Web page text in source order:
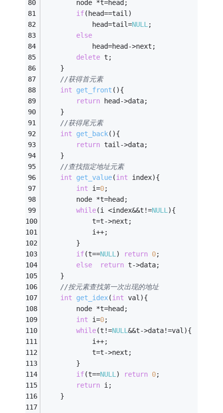
        node *t=head;
if(head==tail)
            head=tail=
NULL ;
else
            head=head->next;
delete t;
    }
//获得首元素
int
get_front (){
return head->data;
    }
//获得尾元素
int
get_back(){
return tail->data;
    }
//查找指定地址元素
int
get_value(int index){
int i=0;
        node *t=head;
while(i <index&&t!=NULL ){
            t=t->next;
            i++;
        }
if(t==NULL ) return 0;
else
return t->data;
    }
//按元素查找第一次出现的地址
int
get_idex(int val){
        node *t=head;
int i=0;
while(t!=NULL&&t->data!=val){
            i++;
            t=t->next;
        }
if(t==NULL ) return 0;
return i;
    }